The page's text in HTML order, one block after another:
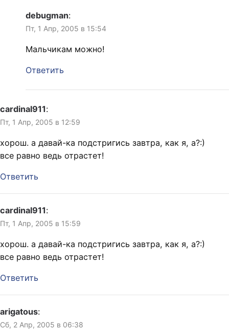
debugman:
Пт, 1 Апр, 2005 в 15:54
Мальчикам можно!
Ответить
cardinal911:
Пт, 1 Апр, 2005 в 12:59
хорош. а давай-ка подстригись завтра, как я, а?:)
все равно ведь отрастет!
Ответить
cardinal911:
Пт, 1 Апр, 2005 в 15:59
хорош. а давай-ка подстригись завтра, как я, а?:)
все равно ведь отрастет!
Ответить
arigatous:
Сб, 2 Апр, 2005 в 06:38